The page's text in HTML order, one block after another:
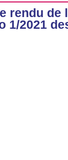
rendu de
1/2021